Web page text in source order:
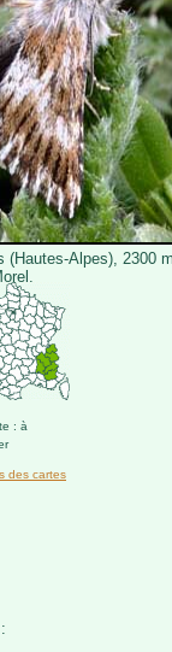
(Hautes-Alpes), 2300
: à
des cartes